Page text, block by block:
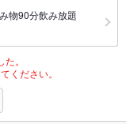
物90分飲み放題
。
ください。